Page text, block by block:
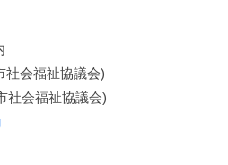
会福祉協議会)
社会福祉協議会)